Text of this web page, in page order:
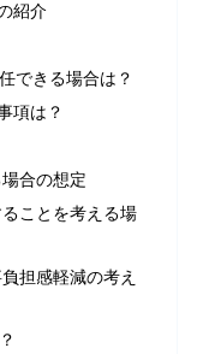
紹介
できる場合は？
項は？
合の想定
ことを考える場
担感軽減の考え